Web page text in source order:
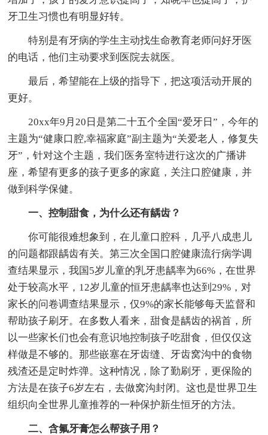
牙卫生习惯也有明显好转。
特别是有牙病的学生主动找生命教育老师问好牙医
的电话，他们主动要求到医院去就医。
最后，希望能在上级的指导下，把这项活动开展的
更好。
20xx年9月20日是第二十五个全国“爱牙日”，今年的
主题为“健康口腔,幸福家庭”副主题为“关爱老人，修复失
牙”，针对这个主题，我们医务室特进行这次的广播讲
座，希望有更多的孩子更多的家庭，关注口腔健康，并
做到科学保健。
一、控制甜食，为什么还有龋齿？
你可能很难想象到，在儿童口腔科，几乎八成患儿
的问题都跟龋齿有关。第三次全国口腔健康流行病学调
查结果显示，我国5岁儿童的乳牙患龋率为66%，在世界
处于较高水平，12岁儿童的恒牙患龋率也达到29%，对
家长的问卷调查结果显示，仅9%的家长能够每天监督和
帮助孩子刷牙。在多数人看来，甜食是龋齿的祸首，所
以一些家长们也会有意识地控制孩子吃甜食，但仅仅这
样做是不够的。那些嵌塞在牙齿缝、牙齿窝沟中的食物
残渣还是定时炸弹。这种情况，除了勤刷牙，更保险的
方法是在孩子6岁左右，去做窝沟封闭。这也是世界卫生
组织向全世界儿童推荐的一种保护新生恒牙的方法。
二、含氟牙膏怎么帮孩子用？